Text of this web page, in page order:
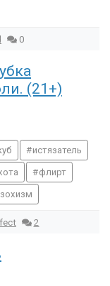
0
(21+)
истязатель
флирт
2